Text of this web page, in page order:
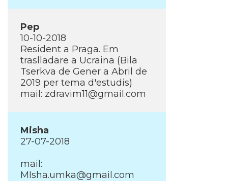
Pep
10-10-2018
Resident a Praga. Em
traslladare a Ucraina (Bila
Tserkva de Gener a Abril de
2019 per tema d'estudis)
mail: zdravim11@gmail.com
Misha
27-07-2018
mail:
MIsha.umka@gmail.com